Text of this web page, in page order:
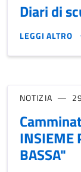
Diari di
LEGGI ALTRO
DIARI DI
NOTIZIA
INSIEME
BASSA"